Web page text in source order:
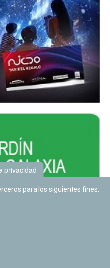
privacidad
para los siguientes fines: